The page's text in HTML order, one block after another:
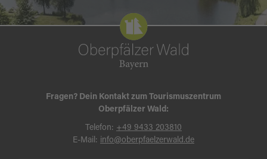
Fragen? Dein Kontakt zum Tourismuszentrum
Oberpfälzer Wald:
Telefon: +49 9433 203810
E-Mail: info@oberpfaelzerwald.de